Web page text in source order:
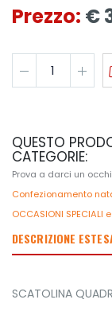
Prezzo: €
QUESTO
CATEGORIE:
Prova a darci un
Confezionamento
OCCASIONI SPECIALI
DESCRIZIONE
SCATOLINA